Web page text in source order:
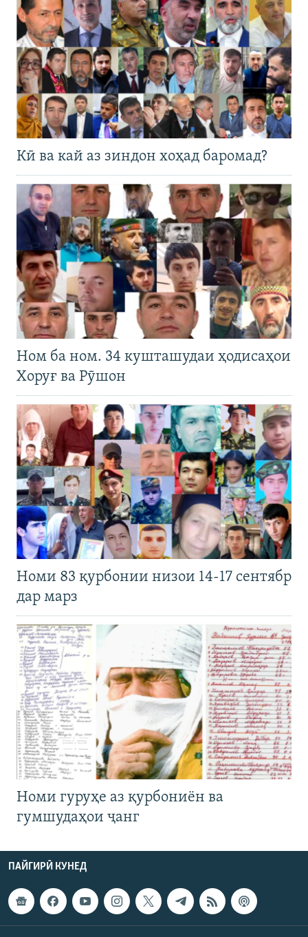
Кӣ ва кай аз зиндон хоҳад баромад?
Ном ба ном. 34 кушташудаи ҳодисаҳои
Хоруғ ва Рӯшон
Номи 83 қурбонии низои 14-17 сентябр
дар марз
Номи гуруҳе аз қурбониён ва
гумшудаҳои ҷанг
ПАЙГИРӢ КУНЕД